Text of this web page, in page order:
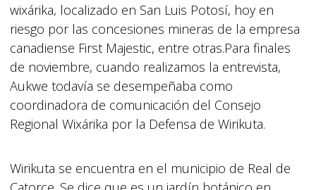
wixárika, localizado en San Luis Potosí, hoy en
riesgo por las concesiones mineras de la empresa
canadiense First Majestic, entre otras.Para finales
de noviembre, cuando realizamos la entrevista,
Aukwe todavía se desempeñaba como
coordinadora de comunicación del Consejo
Regional Wixárika por la Defensa de Wirikuta.
Wirikuta se encuentra en el municipio de Real de